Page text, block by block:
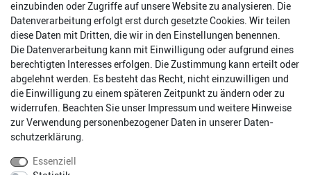
Impressum Daten­schutz­erklärung AGB
Barrierefreiheitserklärung
einzubinden oder Zugriffe auf unsere Website zu analysieren. Die
Datenverarbeitung erfolgt erst durch gesetzte Cookies. Wir teilen
diese Daten mit Dritten, die wir in den Einstellungen benennen.
Die Datenverarbeitung kann mit Einwilligung oder aufgrund eines
berechtigten Interesses erfolgen. Die Zustimmung kann erteilt oder
abgelehnt werden. Es besteht das Recht, nicht einzuwilligen und
die Einwilligung zu einem späteren Zeitpunkt zu ändern oder zu
widerrufen. Beachten Sie unser Impressum und weitere Hinweise
zur Verwendung personenbezogener Daten in unserer Daten­
schutz­erklärung
Essenziell